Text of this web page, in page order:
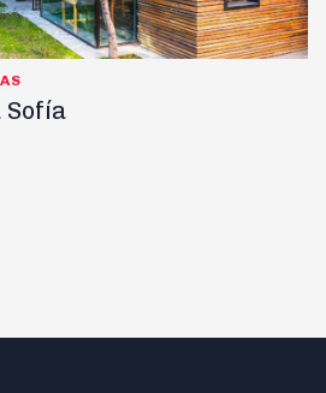
Sofía